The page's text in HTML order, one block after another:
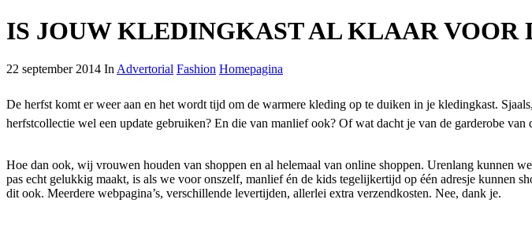
IS JOUW KLEDINGKAST AL KLAAR VOOR
22 september 2014 In Advertorial Fashion Homepagina
De herfst komt er weer aan en het wordt tijd om de warmere kleding op te duiken in je kledingkast.
herfstcollectie wel een update gebruiken? En die van manlief ook? Of wat dacht je van de garderobe
Hoe dan ook, wij vrouwen houden van shoppen en al helemaal van online shoppen. Urenlang kunnen
pas echt gelukkig maakt, is als we voor onszelf, manlief én de kids tegelijkertijd op één adresje kunnen
dit ook. Meerdere webpagina’s, verschillende levertijden, allerlei extra verzendkosten. Nee, dank je.